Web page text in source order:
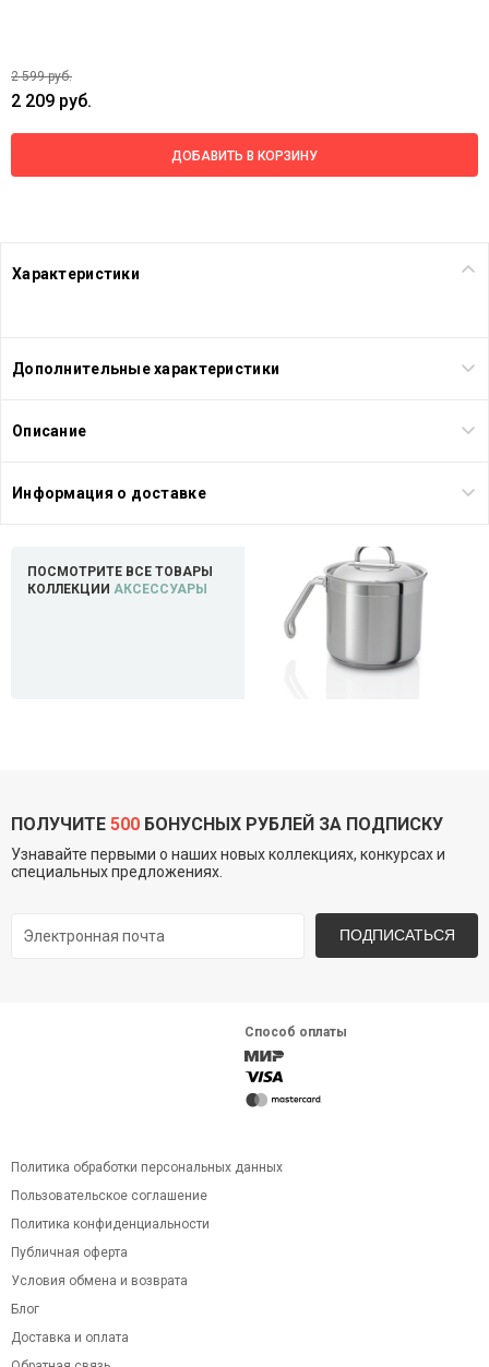
2 599 руб.
2 209 руб.
ДОБАВИТЬ В КОРЗИНУ
Характеристики
Дополнительные характеристики
Описание
Информация о доставке
ПОСМОТРИТЕ ВСЕ ТОВАРЫ
КОЛЛЕКЦИИ АКСЕССУАРЫ
ПОЛУЧИТЕ 500 БОНУСНЫХ РУБЛЕЙ ЗА ПОДПИСКУ
Узнавайте первыми о наших новых коллекциях, конкурсах и
специальных предложениях.
ПОДПИСАТЬСЯ
Способ оплаты
Политика обработки персональных данных
Пользовательское соглашение
Политика конфиденциальности
Публичная оферта
Условия обмена и возврата
Блог
Доставка и оплата